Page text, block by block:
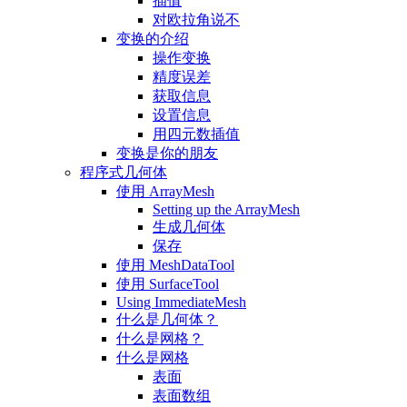
对欧拉角说不
变换的介绍
操作变换
精度误差
获取信息
设置信息
用四元数插值
变换是你的朋友
程序式几何体
使用 ArrayMesh
Setting up the ArrayMesh
生成几何体
保存
使用 MeshDataTool
使用 SurfaceTool
Using ImmediateMesh
什么是几何体？
什么是网格？
什么是网格
表面
表面数组